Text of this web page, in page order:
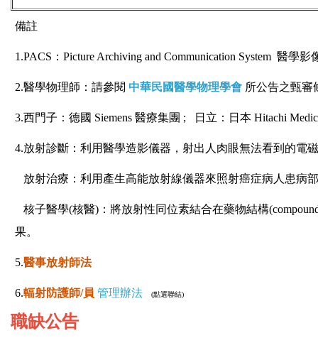
備註
1.PACS：Picture Archiving and Communication System 醫學
2.醫學物理師：請參閱 中華民國醫學物理學會 所公告之甄審
3.西門子：德國 Siemens 醫療集團 ; 日立：日本 Hitachi
4.放射診斷：利用醫學造影儀器，射出人肉眼無法看到的電
放射治療：利用產生高能放射線儀器來照射癌症病人患病
核子醫學(核醫)：將放射性同位素結合在藥物結構
果。
5.醫事放射師法
6.輻射防護師/員 管理辦法 (點選聯結)
職缺公告